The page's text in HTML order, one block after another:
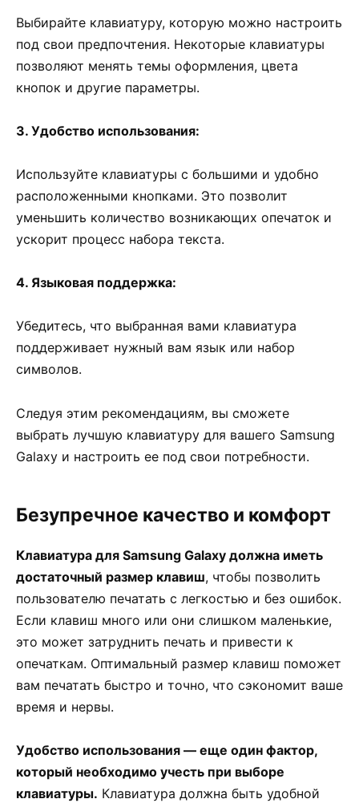
Выбирайте клавиатуру, которую можно настроить
под свои предпочтения. Некоторые клавиатуры
позволяют менять темы оформления, цвета
кнопок и другие параметры.
3. Удобство использования:
Используйте клавиатуры с большими и удобно
расположенными кнопками. Это позволит
уменьшить количество возникающих опечаток и
ускорит процесс набора текста.
4. Языковая поддержка:
Убедитесь, что выбранная вами клавиатура
поддерживает нужный вам язык или набор
символов.
Следуя этим рекомендациям, вы сможете
выбрать лучшую клавиатуру для вашего Samsung
Galaxy и настроить ее под свои потребности.
Безупречное качество и комфорт
Клавиатура для Samsung Galaxy должна иметь
достаточный размер клавиш, чтобы позволить
пользователю печатать с легкостью и без ошибок.
Если клавиш много или они слишком маленькие,
это может затруднить печать и привести к
опечаткам. Оптимальный размер клавиш поможет
вам печатать быстро и точно, что сэкономит ваше
время и нервы.
Удобство использования — еще один фактор,
который необходимо учесть при выборе
клавиатуры. Клавиатура должна быть удобной